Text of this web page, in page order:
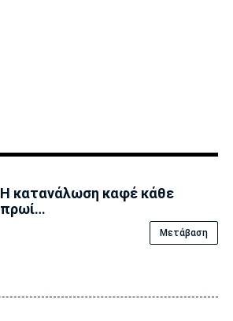
Η κατανάλωση καφέ κάθε
πρωί…
Μετάβαση